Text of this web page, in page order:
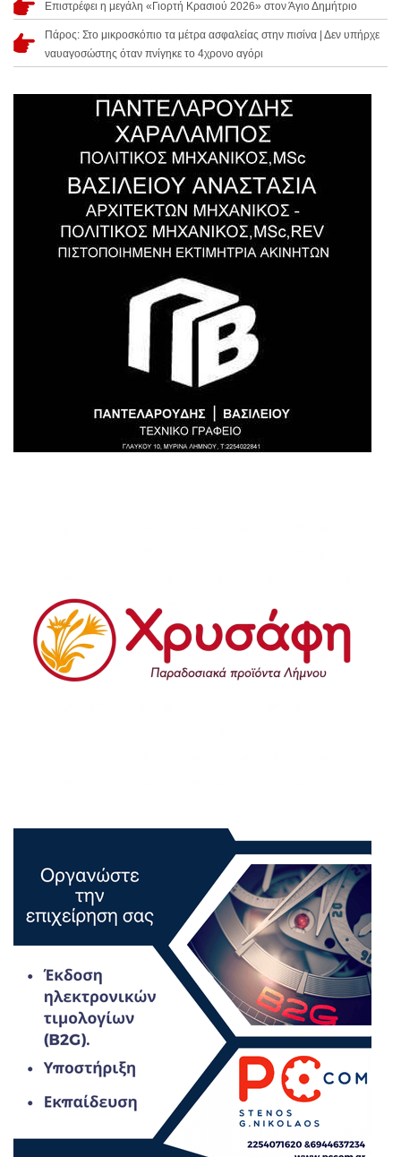
Επιστρέφει η μεγάλη «Γιορτή Κρασιού 2026» στον Άγιο Δημήτριο
Πάρος: Στο μικροσκόπιο τα μέτρα ασφαλείας στην πισίνα | Δεν υπήρχε
ναυαγοσώστης όταν πνίγηκε το 4χρονο αγόρι